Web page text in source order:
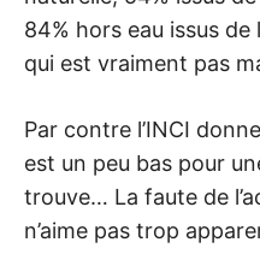
84% hors eau issus de
qui est vraiment pas
Par contre l’INCI
est un peu bas pour
trouve… La faute de
n’aime pas trop